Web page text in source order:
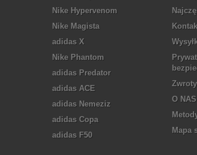
Nike Hypervenom
Nike Magista
adidas X
Nike Phantom
adidas Predator
adidas ACE
adidas Nemeziz
adidas Copa
adidas F50
O NAS
Mapa